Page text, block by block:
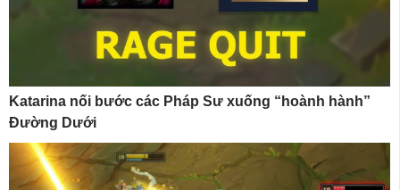
Katarina nối bước các Pháp Sư xuống “hoành hành”
Đường Dưới